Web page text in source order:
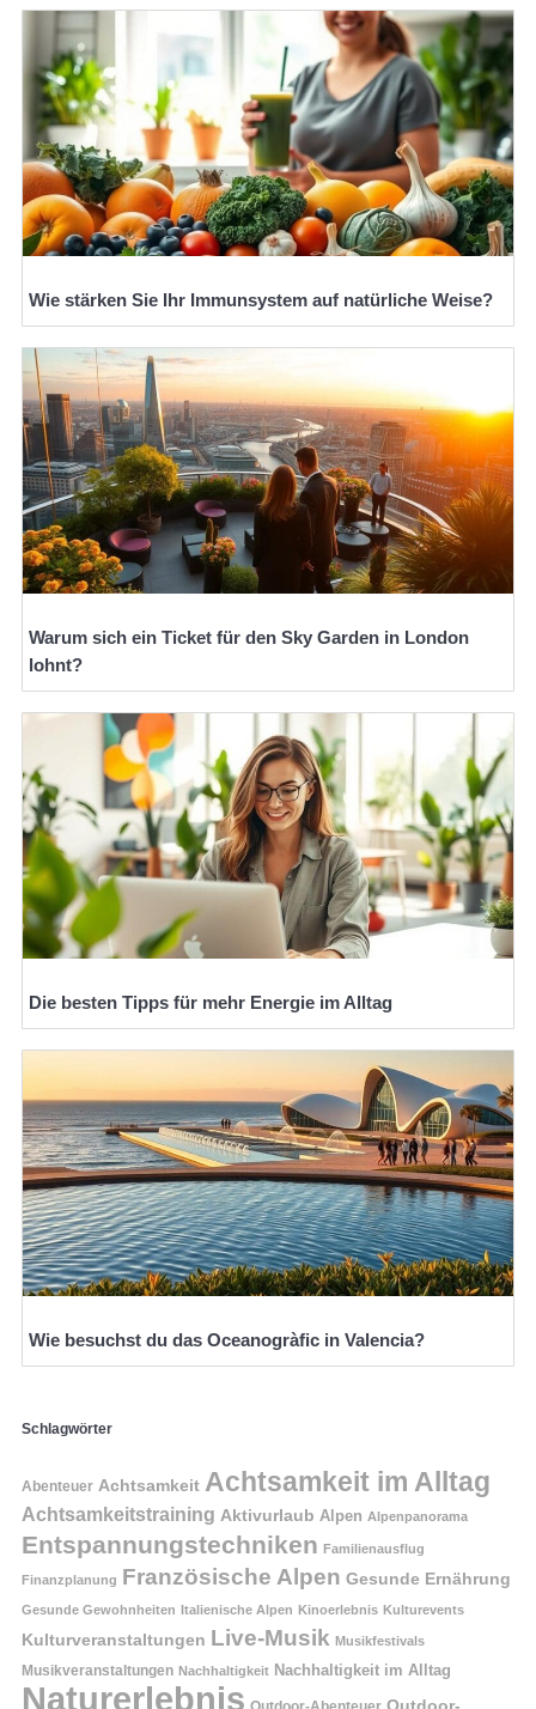
Wie stärken Sie Ihr Immunsystem auf natürliche Weise?
Warum sich ein Ticket für den Sky Garden in London
lohnt?
Die besten Tipps für mehr Energie im Alltag
Wie besuchst du das Oceanogràfic in Valencia?
Schlagwörter
Abenteuer Achtsamkeit Achtsamkeit im Alltag
Achtsamkeitstraining Aktivurlaub Alpen Alpenpanorama
Entspannungstechniken Familienausflug
Finanzplanung Französische Alpen Gesunde Ernährung
Gesunde Gewohnheiten Italienische Alpen Kinoerlebnis Kulturevents
Kulturveranstaltungen Live-Musik Musikfestivals
Musikveranstaltungen Nachhaltigkeit Nachhaltigkeit im Alltag
Naturerlebnis